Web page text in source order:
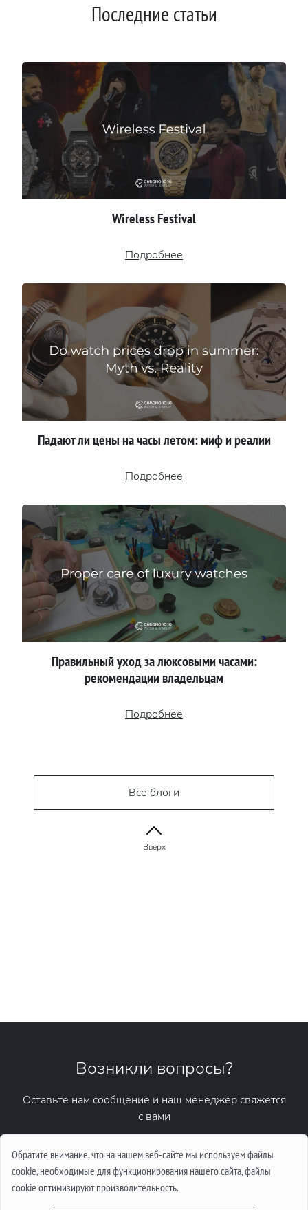
Обратите внимание, что на нашем веб-сайте мы используем файлы
cookie, необходимые для функционирования нашего сайта, файлы
cookie оптимизируют производительность.
Последние статьи
Wireless Festival
Подробнее
Падают ли цены на часы летом: миф и реалии
Подробнее
Правильный уход за люксовыми часами:
рекомендации владельцам
Подробнее
Все блоги
Вверх
Возникли вопросы?
Оставьте нам сообщение и наш менеджер свяжется
с вами
Написать сообщение